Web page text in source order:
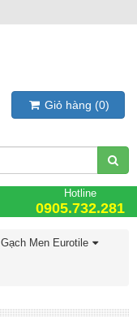
Giỏ hàng (0)
Hotline
0905.732.281
Gạch Men Eurotile